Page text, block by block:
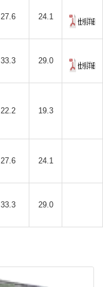
27.6 24.1
33.3 29.0
22.2 19.3
27.6 24.1
33.3 29.0